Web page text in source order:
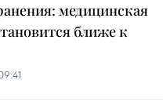
медицинская
ближе к